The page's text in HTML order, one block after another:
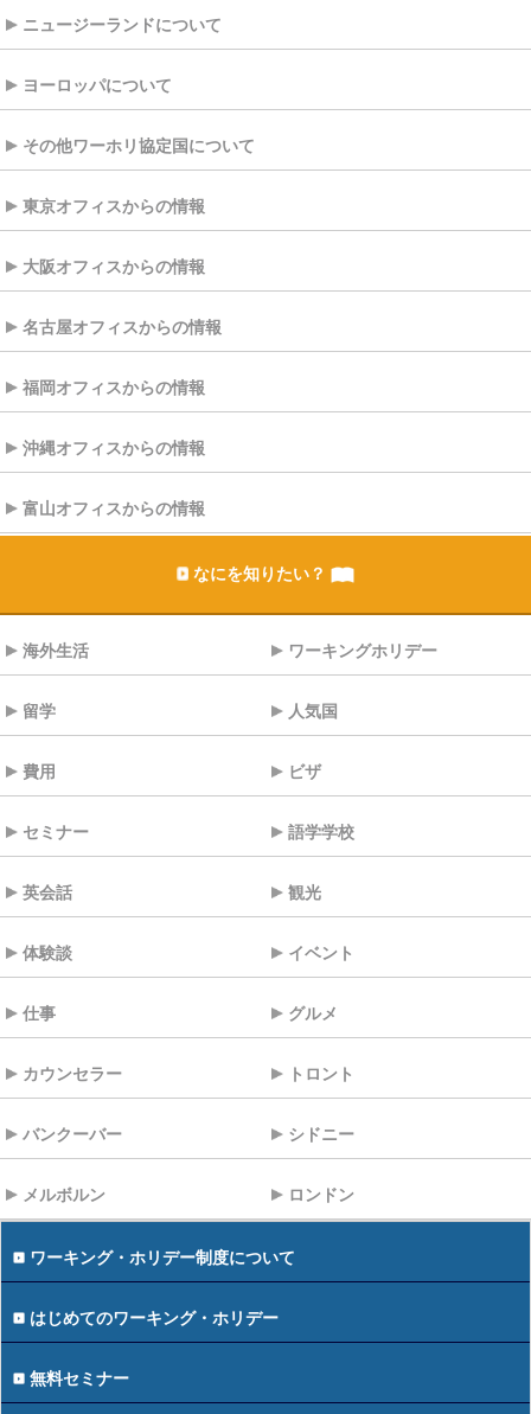
ニュージーランドについて
ヨーロッパについて
その他ワーホリ協定国について
東京オフィスからの情報
大阪オフィスからの情報
名古屋オフィスからの情報
福岡オフィスからの情報
沖縄オフィスからの情報
富山オフィスからの情報
なにを知りたい？
海外生活 ワーキングホリデー
留学 人気国
費用 ビザ
セミナー 語学学校
英会話 観光
体験談 イベント
仕事 グルメ
カウンセラー トロント
バンクーバー シドニー
メルボルン ロンドン
ワーキング・ホリデー制度について
はじめてのワーキング・ホリデー
無料セミナー